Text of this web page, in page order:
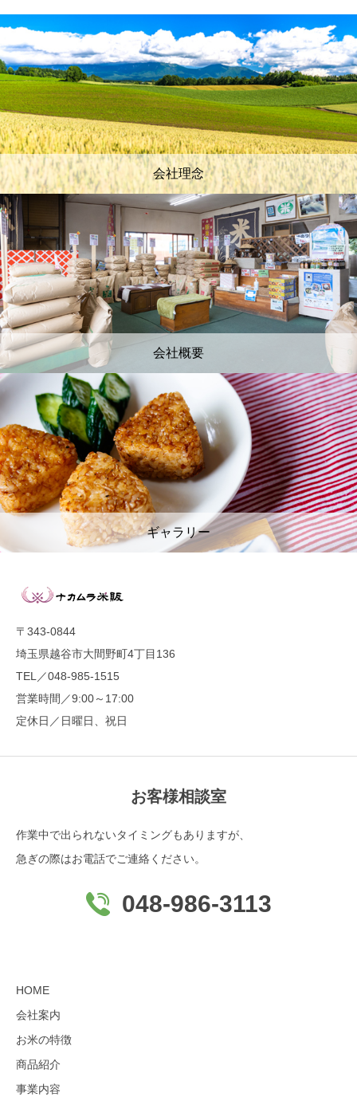
会社理念
会社概要
ギャラリー
〒343-0844
埼玉県越谷市大間野町4丁目136
TEL／048-985-1515
営業時間／9:00～17:00
定休日／日曜日、祝日
お客様相談室
作業中で出られないタイミングもありますが、
急ぎの際はお電話でご連絡ください。
048-986-3113
HOME
会社案内
お米の特徴
商品紹介
事業内容